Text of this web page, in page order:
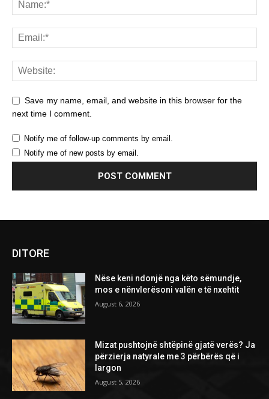
Save my name, email, and website in this browser for the
next time I comment.
Notify me of follow-up comments by email.
Notify me of new posts by email.
DITORE
Nëse keni ndonjë nga këto sëmundje,
mos e nënvlerësoni valën e të nxehtit
August 6, 2026
Mizat pushtojnë shtëpinë gjatë verës? Ja
përzierja natyrale me 3 përbërës që i
largon
August 5, 2026